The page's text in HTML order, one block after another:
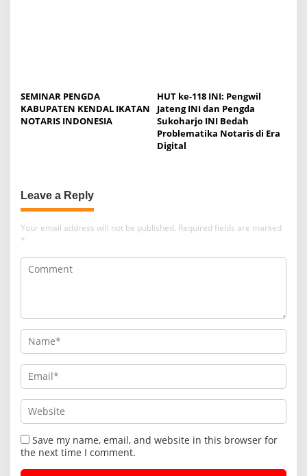
SEMINAR PENGDA
KABUPATEN KENDAL IKATAN
NOTARIS INDONESIA
HUT ke-118 INI: Pengwil
Jateng INI dan Pengda
Sukoharjo INI Bedah
Problematika Notaris di Era
Digital
Leave a Reply
Your email address will not be published. Required fields are marked
*
Save my name, email, and website in this browser for
the next time I comment.